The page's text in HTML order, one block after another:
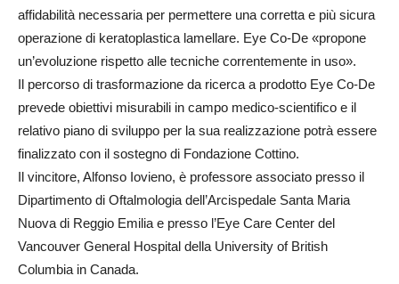
affidabilità necessaria per permettere una corretta e più sicura
operazione di keratoplastica lamellare. Eye Co-De «propone
un’evoluzione rispetto alle tecniche correntemente in uso».
Il percorso di trasformazione da ricerca a prodotto Eye Co-De
prevede obiettivi misurabili in campo medico-scientifico e il
relativo piano di sviluppo per la sua realizzazione potrà essere
finalizzato con il sostegno di Fondazione Cottino.
Il vincitore, Alfonso Iovieno, è professore associato presso il
Dipartimento di Oftalmologia dell’Arcispedale Santa Maria
Nuova di Reggio Emilia e presso l’Eye Care Center del
Vancouver General Hospital della University of British
Columbia in Canada.